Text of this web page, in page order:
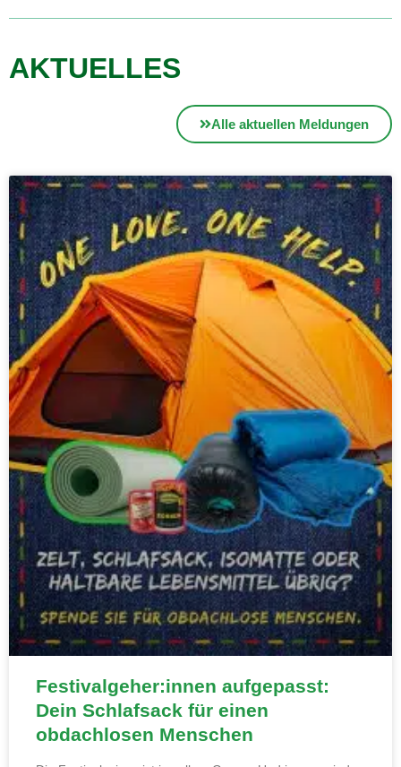
AKTUELLES
Alle aktuellen Meldungen
Festivalgeher:innen aufgepasst:
Dein Schlafsack für einen
obdachlosen Menschen